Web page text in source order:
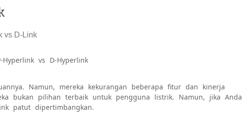
Hyperlink vs D-Hyperlink
Namun, mereka kekurangan beberapa fitur dan kinerja
bukan pilihan terbaik untuk pengguna listrik. Namun, jika Anda
patut dipertimbangkan.